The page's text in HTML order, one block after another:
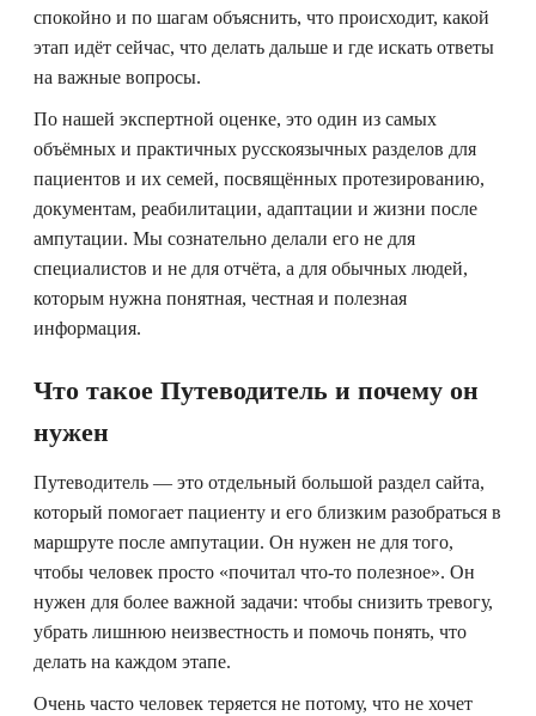
спокойно и по шагам объяснить, что происходит, какой
этап идёт сейчас, что делать дальше и где искать ответы
на важные вопросы.
По нашей экспертной оценке, это один из самых
объёмных и практичных русскоязычных разделов для
пациентов и их семей, посвящённых протезированию,
документам, реабилитации, адаптации и жизни после
ампутации. Мы сознательно делали его не для
специалистов и не для отчёта, а для обычных людей,
которым нужна понятная, честная и полезная
информация.
Что такое Путеводитель и почему он
нужен
Путеводитель — это отдельный большой раздел сайта,
который помогает пациенту и его близким разобраться в
маршруте после ампутации. Он нужен не для того,
чтобы человек просто «почитал что-то полезное». Он
нужен для более важной задачи: чтобы снизить тревогу,
убрать лишнюю неизвестность и помочь понять, что
делать на каждом этапе.
Очень часто человек теряется не потому, что не хочет